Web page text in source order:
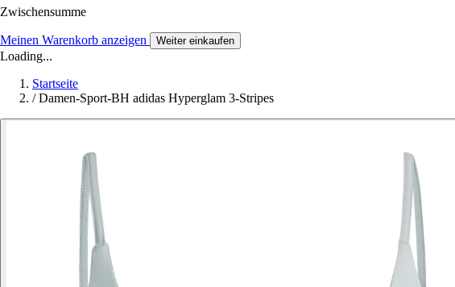
Zwischensumme
Meinen Warenkorb anzeigen Weiter einkaufen
Loading...
Startseite
/ Damen-Sport-BH adidas Hyperglam 3-Stripes